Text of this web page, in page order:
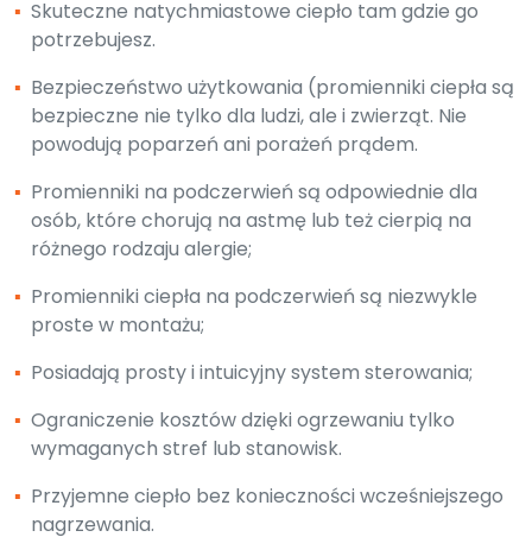
▪ Skuteczne natychmiastowe ciepło tam gdzie go
potrzebujesz.
▪ Bezpieczeństwo użytkowania (promienniki ciepła są
bezpieczne nie tylko dla ludzi, ale i zwierząt. Nie
powodują poparzeń ani porażeń prądem.
▪ Promienniki na podczerwień są odpowiednie dla
osób, które chorują na astmę lub też cierpią na
różnego rodzaju alergie;
▪ Promienniki ciepła na podczerwień są niezwykle
proste w montażu;
▪ Posiadają prosty i intuicyjny system sterowania;
▪ Ograniczenie kosztów dzięki ogrzewaniu tylko
wymaganych stref lub stanowisk.
▪ Przyjemne ciepło bez konieczności wcześniejszego
nagrzewania.